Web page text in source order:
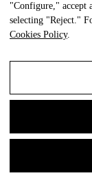
"Configure," accept
selecting "Reject."
Cookies Policy.